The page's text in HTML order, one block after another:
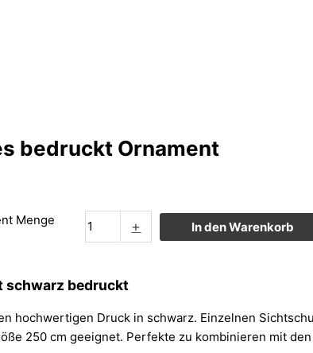
bedruckt Ornament
Menge +
In den Warenkorb
schwarz bedruckt
hochwertigen Druck in schwarz. Einzelnen
250 cm geeignet. Perfekte zu kombinieren mit